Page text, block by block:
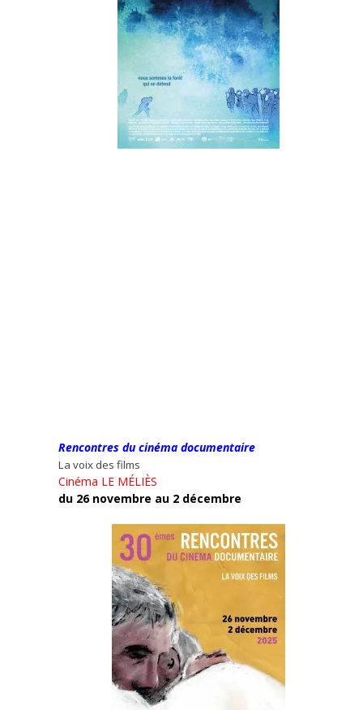
Rencontres du cinéma documentaire
La voix des films
Cinéma LE MÉLIÈS
du 26 novembre au 2 décembre